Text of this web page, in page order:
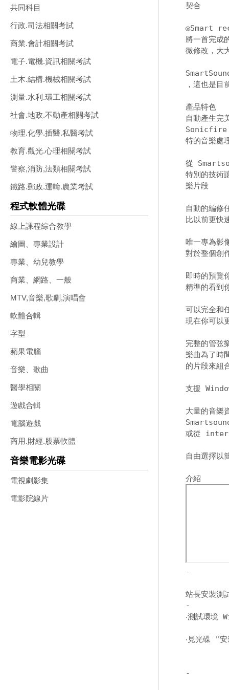
共同科目
行政.司法相關考試
商業.會計相關考試
電子.電機.資訊相關考試
土木.結構.機械相關考試
測量.水利.環工相關考試
社會.地政.不動產相關考試
物理.化學.插醫.私醫考試
教育.觀光.心理相關考試
警察,消防,法類相關考試
鐵路.郵政.運輸.農業考試
程式軟體光碟
線上課程綜合教學
繪圖、專業設計
專業、幼兒教學
商業、網路、一般
MTV,音樂,歌劇,演唱會
軟體合輯
字型
蘋果電腦
音樂、歌曲
醫學相關
遊戲合輯
電腦遊戲
商用.財經.股票軟體
音樂電影光碟
電視劇影集
電影院線片
契合
◎Smart
將一首完成
微修改，大
，這也是
產品特色
自動產生完
Sonicfire
特的音樂處
從
特別的技術
樂片段
自動的編修
比以前更快
唯一專為影
對於整個創
即時的預覽
精準的看到
可以完全和
現在你可以
完整的管弦
樂曲為了時
的片段來組
支援
大量的音樂
或從
自由選擇以
-
站長安裝測
-
‧測試環境
‧見光碟 "
-